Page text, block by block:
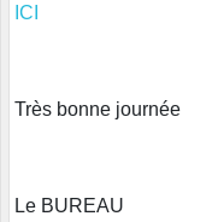
ICI
Très bonne journée
Le BUREAU